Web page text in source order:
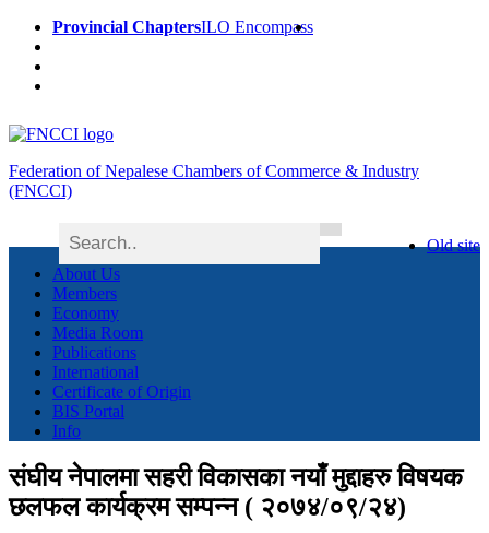
Provincial ChaptersILO Encompass
Federation of Nepalese Chambers of Commerce & Industry
(FNCCI)
Old site
About Us
Members
Economy
Media Room
Publications
International
Certificate of Origin
BIS Portal
Info
संघीय नेपालमा सहरी विकासका नयाँ मुद्दाहरु विषयक
छलफल कार्यक्रम सम्पन्न ( २०७४/०९/२४)